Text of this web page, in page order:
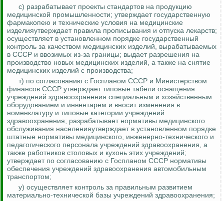
с) разрабатывает проекты стандартов на продукцию
медицинской промышленности; утверждает государственную
фармакопею и технические условия на медицинские
изделияутверждает правила прописывания и отпуска лекарств;
осуществляет в установленном порядке государственный
контроль за качеством медицинских изделий, вырабатываемых
в СССР и ввозимых из-за границы; выдает разрешения на
производство новых медицинских изделий, а также на снятие
медицинских изделий с производства;
т) по согласованию с Госпланом СССР и Министерством
финансов СССР утверждаеттиповые табели оснащения
учреждений здравоохранения специальным и хозяйственным
оборудованием и инвентарем и вносит изменения в
номенклатуру и типовые категории учреждений
здравоохранения; разрабатывает нормативы медицинского
обслуживания населенияутверждает в установленном порядке
штатные нормативы медицинского, инженерно-технического и
педагогического персонала учреждений здравоохранения, а
также работников столовых и кухонь этих учреждений;
утверждает по согласованию с Госпланом СССР нормативы
обеспечения учреждений здравоохранения автомобильным
транспортом;
у) осуществляет контроль за правильным развитием
материально-технической базы учреждений здравоохранения;